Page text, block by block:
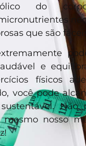
do
que são
e
físicos
você pode
mesmo nosso